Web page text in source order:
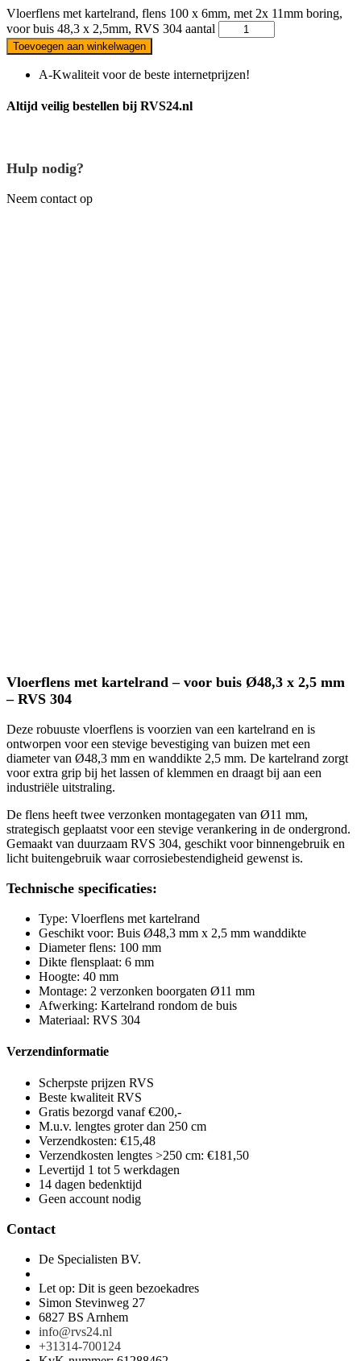
Vloerflens met kartelrand, flens 100 x 6mm, met 2x 11mm boring,
voor buis 48,3 x 2,5mm, RVS 304 aantal
Toevoegen aan winkelwagen
A-Kwaliteit voor de beste internetprijzen!
Altijd veilig bestellen bij RVS24.nl
Hulp nodig?
Neem contact op
Vloerflens met kartelrand – voor buis Ø48,3 x 2,5 mm
– RVS 304
Deze robuuste vloerflens is voorzien van een kartelrand en is
ontworpen voor een stevige bevestiging van buizen met een
diameter van Ø48,3 mm en wanddikte 2,5 mm. De kartelrand zorgt
voor extra grip bij het lassen of klemmen en draagt bij aan een
industriële uitstraling.
De flens heeft twee verzonken montagegaten van Ø11 mm,
strategisch geplaatst voor een stevige verankering in de ondergrond.
Gemaakt van duurzaam RVS 304, geschikt voor binnengebruik en
licht buitengebruik waar corrosiebestendigheid gewenst is.
Technische specificaties:
Type: Vloerflens met kartelrand
Geschikt voor: Buis Ø48,3 mm x 2,5 mm wanddikte
Diameter flens: 100 mm
Dikte flensplaat: 6 mm
Hoogte: 40 mm
Montage: 2 verzonken boorgaten Ø11 mm
Afwerking: Kartelrand rondom de buis
Materiaal: RVS 304
Verzendinformatie
Scherpste prijzen RVS
Beste kwaliteit RVS
Gratis bezorgd vanaf €200,-
M.u.v. lengtes groter dan 250 cm
Verzendkosten: €15,48
Verzendkosten lengtes >250 cm: €181,50
Levertijd 1 tot 5 werkdagen
14 dagen bedenktijd
Geen account nodig
Contact
De Specialisten BV.
Let op: Dit is geen bezoekadres
Simon Stevinweg 27
6827 BS Arnhem
info@rvs24.nl
+31314-700124